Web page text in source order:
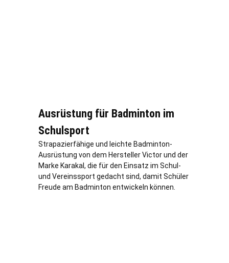
Ausrüstung für Badminton im
Schulsport
Strapazierfähige und leichte Badminton-
Ausrüstung von dem Hersteller Victor und der
Marke Karakal, die für den Einsatz im Schul-
und Vereinssport gedacht sind, damit Schüler
Freude am Badminton entwickeln können.